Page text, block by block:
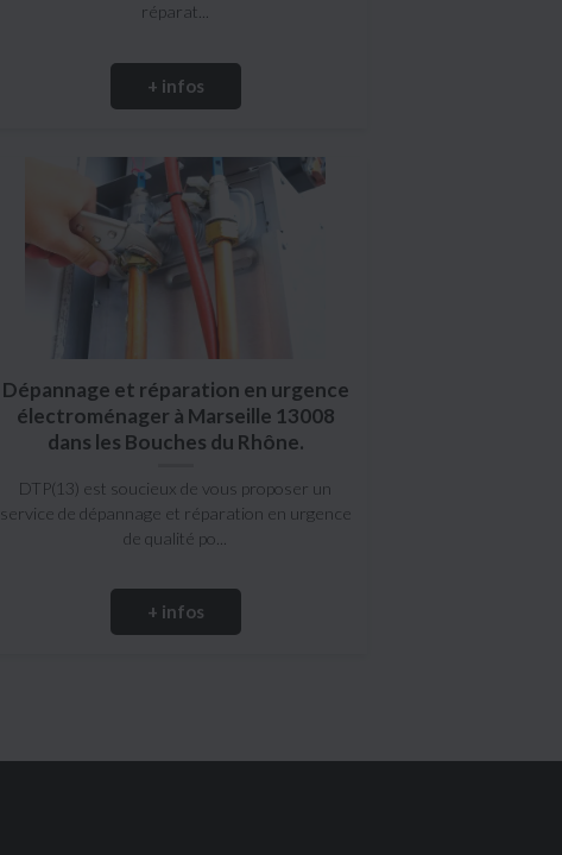
réparat...
+ infos
Dépannage et réparation en urgence
électroménager à Marseille 13008
dans les Bouches du Rhône.
DTP(13) est soucieux de vous proposer un
service de dépannage et réparation en urgence
de qualité po...
+ infos